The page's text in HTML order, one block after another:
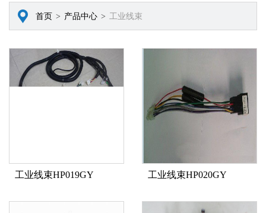
首页 > 产品中心 > 工业线束
工业线束HP019GY 工业线束HP020GY